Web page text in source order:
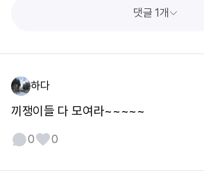
댓글 1개
하다
끼쟁이들 다 모여라~~~~~
0 0